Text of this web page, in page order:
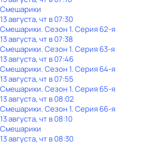
Смешарики
13 августа, чт в 07:30
Смешарики. Сезон 1. Серия 62-я
13 августа, чт в 07:38
Смешарики. Сезон 1. Серия 63-я
13 августа, чт в 07:46
Смешарики. Сезон 1. Серия 64-я
13 августа, чт в 07:55
Смешарики. Сезон 1. Серия 65-я
13 августа, чт в 08:02
Смешарики. Сезон 1. Серия 66-я
13 августа, чт в 08:10
Смешарики
13 августа, чт в 08:30